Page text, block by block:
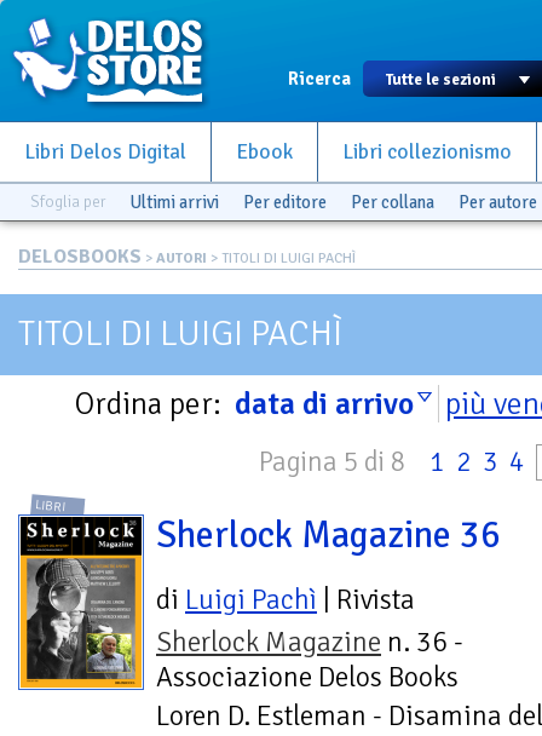
Ricerca
Libri Delos Digital Ebook Libri collezionismo
Sfoglia per Ultimi arrivi Per editore Per collana Per autore
DELOSBOOKS > AUTORI > TITOLI DI LUIGI PACHÌ
TITOLI DI LUIGI PACHÌ
Ordina per: data di arrivo più
Pagina 5 di 8 1 2 3 4
LIBRI
Sherlock Magazine 36
di Luigi Pachì | Rivista
Sherlock Magazine n. 36 -
Associazione Delos Books
Loren D. Estleman - Disamina